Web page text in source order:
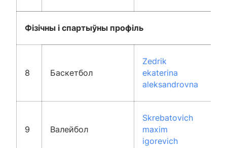
Фізічны і спартыўны профіль
8 Баскетбол
Zedrik
ekaterina
aleksandrovna
9 Валейбол
Skrebatovich
maxim
igorevich